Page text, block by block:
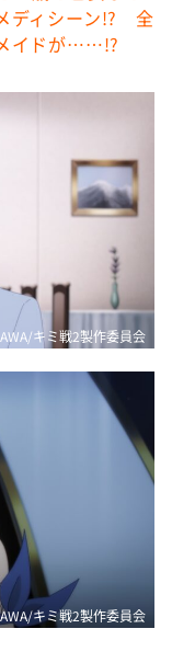
ディシーン!? 全
イドが……!?
キミ戦2製作委員会
キミ戦2製作委員会